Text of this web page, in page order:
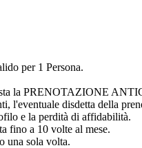
per 1 Persona.
la PRENOTAZIONE
l'eventuale disdetta della
e la perdità di affidabilità.
fino a 10 volte al mese.
una sola volta.